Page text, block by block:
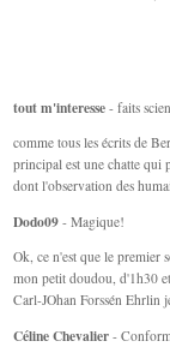
tout m'interesse - faits
comme tous les écrits de
principal est une chatte qui
dont l'observation des
Dodo09 - Magique!
Ok, ce n'est que le premier
mon petit doudou, d'1h30
Carl-JOhan Forssén Ehrlin
Céline Chevalier -